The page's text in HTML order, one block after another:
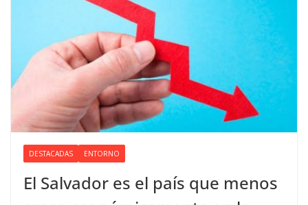
DESTACADAS ENTORNO
El Salvador es el país que menos